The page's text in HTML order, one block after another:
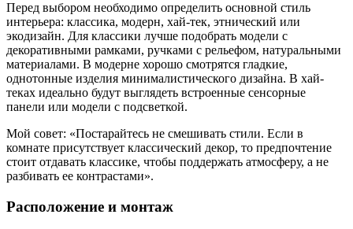
Перед выбором необходимо определить основной стиль
интерьера: классика, модерн, хай-тек, этнический или
экодизайн. Для классики лучше подобрать модели с
декоративными рамками, ручками с рельефом, натуральными
материалами. В модерне хорошо смотрятся гладкие,
однотонные изделия минималистического дизайна. В хай-
теках идеально будут выглядеть встроенные сенсорные
панели или модели с подсветкой.
Мой совет: «Постарайтесь не смешивать стили. Если в
комнате присутствует классический декор, то предпочтение
стоит отдавать классике, чтобы поддержать атмосферу, а не
разбивать ее контрастами».
Расположение и монтаж